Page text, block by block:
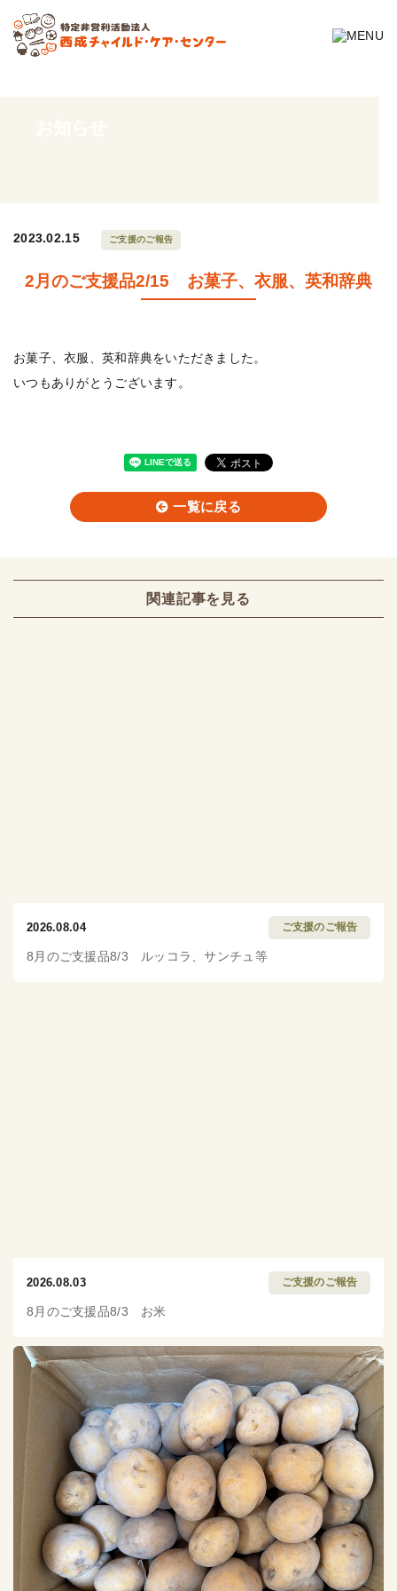
2023.02.15 ご支援のご報告
2月のご支援品2/15 お菓子、衣服、英和辞典
お菓子、衣服、英和辞典をいただきました。
いつもありがとうございます。
一覧に戻る
関連記事を見る
2026.08.04 ご支援のご報告
8月のご支援品8/3 ルッコラ、サンチュ等
2026.08.03 ご支援のご報告
8月のご支援品8/3 お米